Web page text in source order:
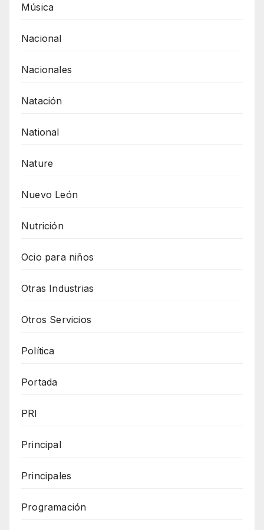
Música
Nacional
Nacionales
Natación
National
Nature
Nuevo León
Nutrición
Ocio para niños
Otras Industrias
Otros Servicios
Política
Portada
PRI
Principal
Principales
Programación